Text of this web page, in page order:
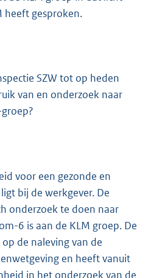
heeft gesproken.
SZW tot op heden
van en onderzoek naar
voor een gezonde en
bij de werkgever. De
onderzoek te doen naar
6 is aan de KLM groep. De
de naleving van de
en heeft vanuit
in het onderzoek van de